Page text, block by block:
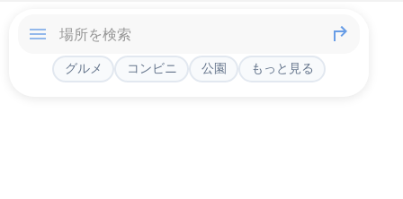
グルメ コンビニ 公園 もっと見る